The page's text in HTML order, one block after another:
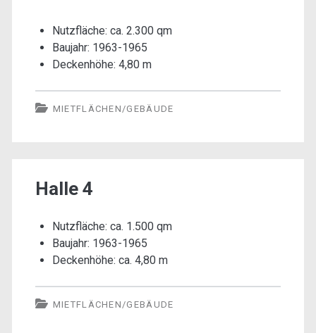
Nutzfläche: ca. 2.300 qm
Baujahr: 1963-1965
Deckenhöhe: 4,80 m
MIETFLÄCHEN/GEBÄUDE
Halle 4
Nutzfläche: ca. 1.500 qm
Baujahr: 1963-1965
Deckenhöhe: ca. 4,80 m
MIETFLÄCHEN/GEBÄUDE